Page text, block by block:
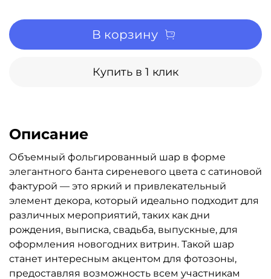
В корзину
Купить в 1 клик
Описание
Объемный фольгированный шар в форме
элегантного банта сиреневого цвета с сатиновой
фактурой — это яркий и привлекательный
элемент декора, который идеально подходит для
различных мероприятий, таких как дни
рождения, выписка, свадьба, выпускные, для
оформления новогодних витрин. Такой шар
станет интересным акцентом для фотозоны,
предоставляя возможность всем участникам